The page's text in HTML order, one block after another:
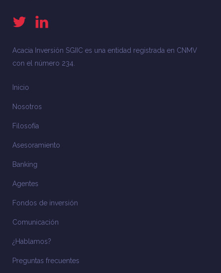
Acacia Inversión SGIIC es una entidad registrada en CNMV
con el número 234.
Inicio
Nosotros
Filosofía
Asesoramiento
Banking
Agentes
Fondos de inversión
Comunicación
¿Hablamos?
Preguntas frecuentes